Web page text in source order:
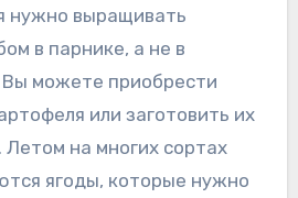
нужно выращивать
в парнике, а не в
Вы можете приобрести
или заготовить их
Летом на многих сортах
ягоды, которые нужно